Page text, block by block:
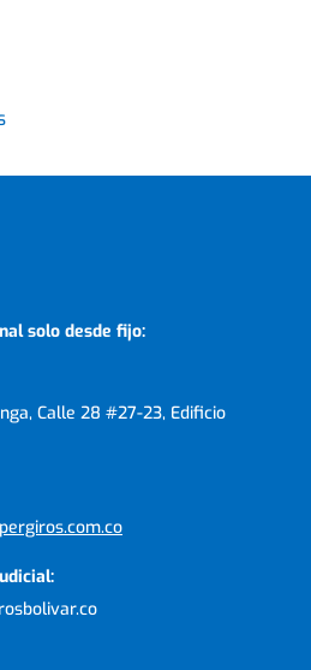
solo desde fijo:
Calle 28 #27-23, Edificio